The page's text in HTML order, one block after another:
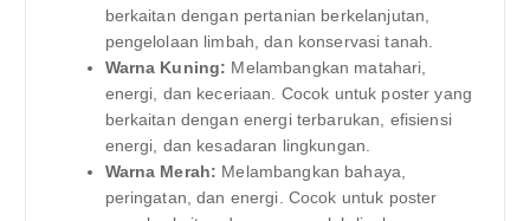
berkaitan dengan pertanian berkelanjutan,
pengelolaan limbah, dan konservasi tanah.
Warna Kuning: Melambangkan matahari,
energi, dan keceriaan. Cocok untuk poster yang
berkaitan dengan energi terbarukan, efisiensi
energi, dan kesadaran lingkungan.
Warna Merah: Melambangkan bahaya,
peringatan, dan energi. Cocok untuk poster